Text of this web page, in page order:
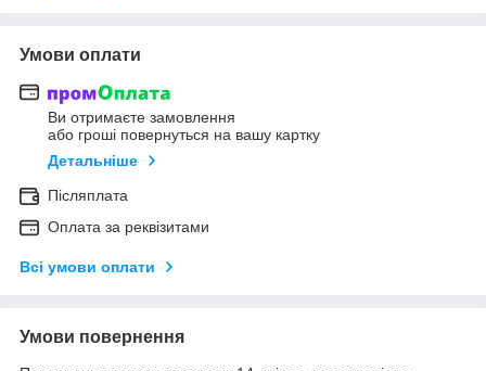
Умови оплати
Ви отримаєте замовлення
або гроші повернуться на вашу картку
Детальніше
Післяплата
Оплата за реквізитами
Всі умови оплати
Умови повернення